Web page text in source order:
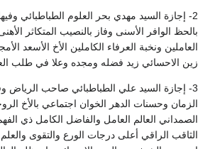
2- إجازة السيد مهدي بحر العلوم الطباطبائي
بالحظ الوافر الأسنى وفاز بالنصيب المتكاثر
العاملين ونخبة العرفاء الكاملين الأخ الأسعد
زين الاحسائي زيد فضله ومجده وعلا في طلب
3- إجازة السيد علي الطباطبائي صاحب الرياض
الزمان وحسنات الدهر الخوان اجتماعي بالأخ
الصمداني العالم العامل والفاضل الكامل ذي
الثاقب الراقي أعلى درجات الورع والتقوى والعلم